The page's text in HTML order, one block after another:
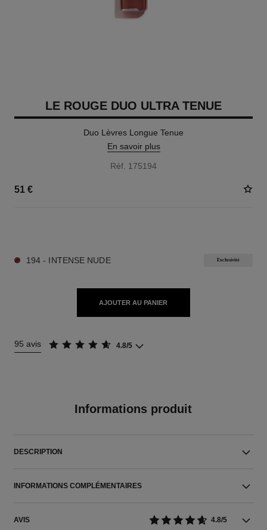
LE ROUGE DUO ULTRA TENUE
Duo Lèvres Longue Tenue
En savoir plus
Réf. 175194
51 €
194 - INTENSE NUDE Exclusivité
AJOUTER AU PANIER
95 avis 4.8/5
Informations produit
DESCRIPTION
INFORMATIONS COMPLÉMENTAIRES
AVIS 4.8/5